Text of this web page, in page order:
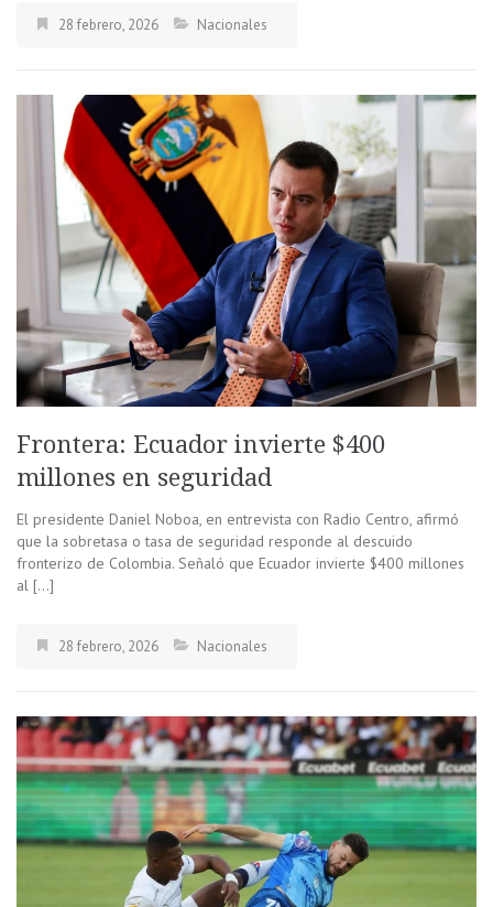
28 febrero, 2026 Nacionales
Frontera: Ecuador invierte $400
millones en seguridad
El presidente Daniel Noboa, en entrevista con Radio Centro, afirmó
que la sobretasa o tasa de seguridad responde al descuido
fronterizo de Colombia. Señaló que Ecuador invierte $400 millones
al […]
28 febrero, 2026 Nacionales